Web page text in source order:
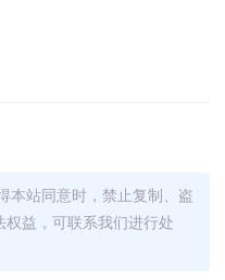
本站同意时，禁止复制、盗
益，可联系我们进行处